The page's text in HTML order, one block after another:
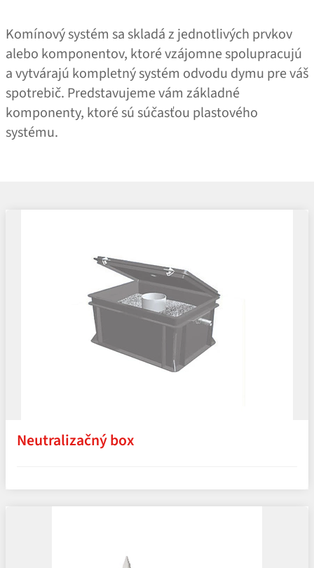
Komínový systém sa skladá z jednotlivých prvkov
alebo komponentov, ktoré vzájomne spolupracujú
a vytvárajú kompletný systém odvodu dymu pre váš
spotrebič. Predstavujeme vám základné
komponenty, ktoré sú súčasťou plastového
systému.
Neutralizačný box